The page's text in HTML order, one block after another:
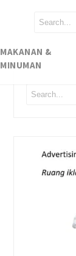
MAKANAN &
MINUMAN